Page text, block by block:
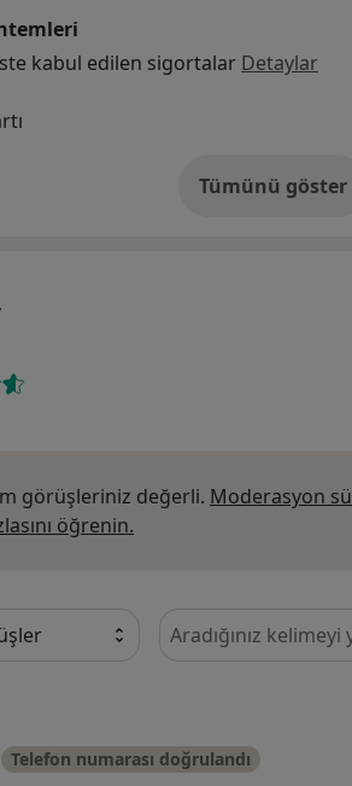
kabul edilen sigortalar Detaylar
Tümünü göster
adres
görüşleriniz değerli. Moderasyon
öğrenin.
Görüşler içerisinde
Telefon numarası doğrulandı